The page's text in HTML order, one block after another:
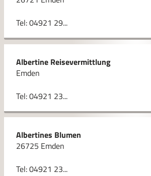
Tel: 04921 29...
Albertine Reisevermittlung
Emden
Tel: 04921 23...
Albertines Blumen
26725 Emden
Tel: 04921 23...